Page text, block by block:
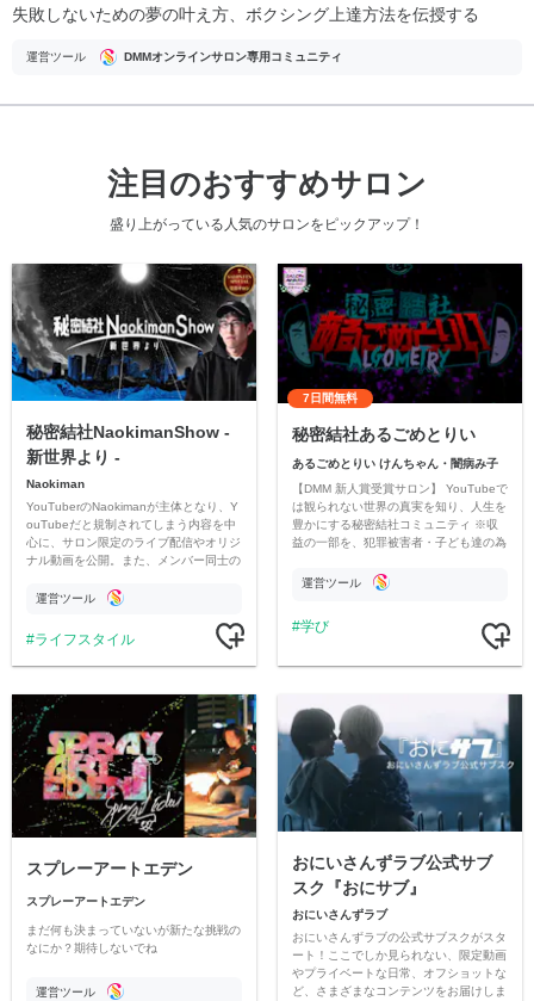
失敗しないための夢の叶え方、ボクシング上達方法を伝授する
運営ツール DMMオンラインサロン専用コミュニティ
注目のおすすめサロン
盛り上がっている人気のサロンをピックアップ！
秘密結社NaokimanShow -
新世界より -
Naokiman
YouTuberのNaokimanが主体となり、Y
ouTubeだと規制されてしまう内容を中
心に、サロン限定のライブ配信やオリジ
ナル動画を公開。また、メンバー同士の
ただいています。
運営ツール
ライフスタイル
7日間無料
秘密結社あるごめとりい
あるごめとりい けんちゃん・闇病み子
【DMM 新人賞受賞サロン】 YouTubeで
は観られない世界の真実を知り、人生を
豊かにする秘密結社コミュニティ ※収
益の一部を、犯罪被害者・子ども達の為
す運営ツール
学び
スプレーアートエデン
スプレーアートエデン
まだ何も決まっていないが新たな挑戦の
なにか？期待しないでね
運営ツール
おにいさんずラブ公式サブ
スク『おにサブ』
おにいさんずラブ
おにいさんずラブの公式サブスクがスタ
ート！ここでしか見られない、限定動画
やプライベートな日常、オフショットな
ど、さまざまなコンテンツをお届けしま